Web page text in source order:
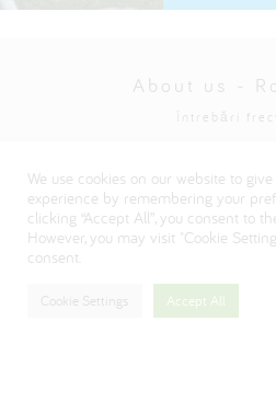
About us -
Întrebări
Visit our Danone
We use cookies on our website to
experience by remembering your
clicking “Accept All”, you consent to
However, you may visit "Cookie
consent.
Cookie Settings Accept All